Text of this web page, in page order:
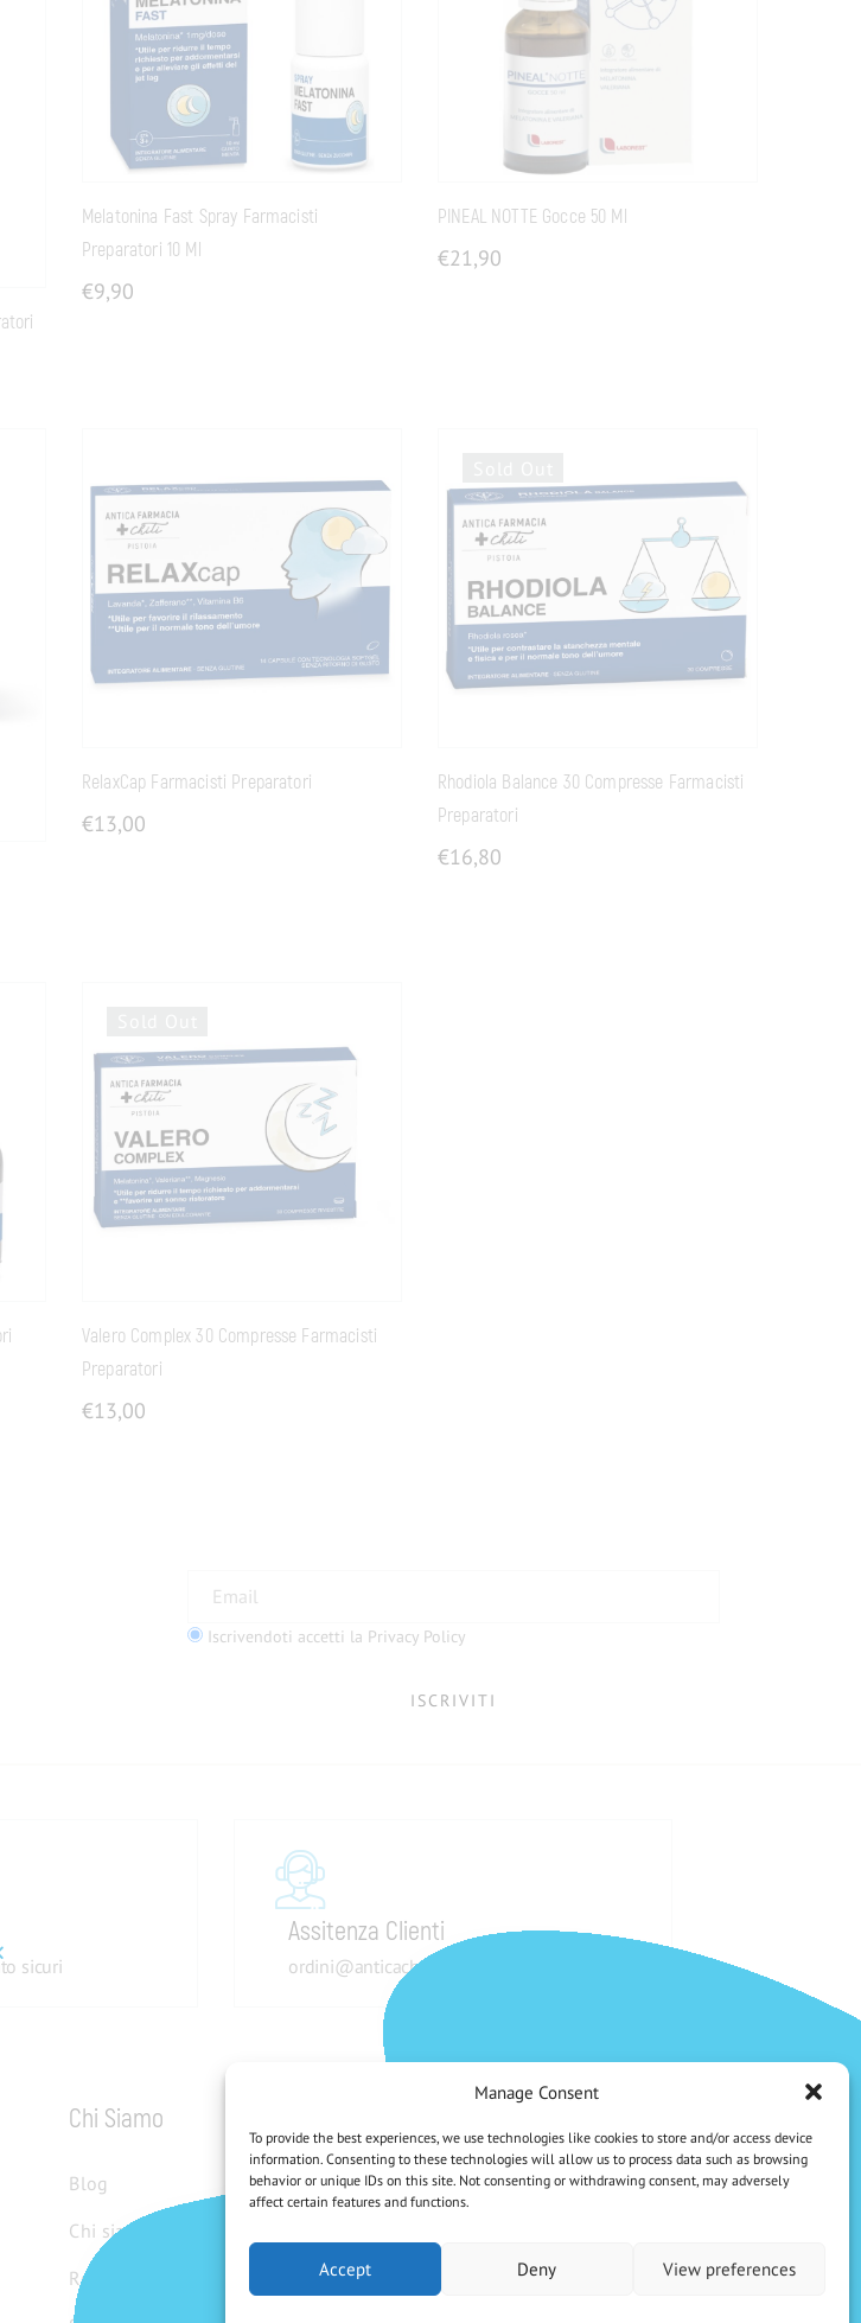
Manage Consent
To provide the best experiences, we use technologies like cookies to store and/or access device
information. Consenting to these technologies will allow us to process data such as browsing
behavior or unique IDs on this site. Not consenting or withdrawing consent, may adversely
affect certain features and functions.
Accept Deny View preferences
Melatonina Fast Spray Farmacisti
Preparatori 10 Ml
€9,90
PINEAL NOTTE Gocce 50 Ml
€21,90
RelaxCap Farmacisti Preparatori
€13,00
Rhodiola Balance 30 Compresse Farmacisti
Preparatori
€16,80
Valero Complex 30 Compresse Farmacisti
Preparatori
€13,00
Iscrivendoti accetti la Privacy Policy
sicuri
Assitenza Clienti
ordini@anticachiti.it
Chi Siamo
Blog
Chi siamo
Reparti
Pagamenti sicuri
Iscriviti Alla Nostra Newsletter